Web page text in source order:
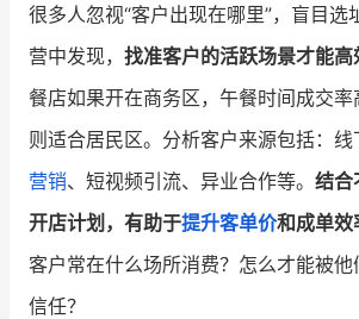
很多人忽视“客户出现在哪里”，盲目选
营中发现， 找准客户的活跃场景才能高
餐店如果开在商务区，午餐时间成交率
则适合居民区。分析客户来源包括：线
营销、短视频引流、异业合作等。 结合
开店计划，有助于提升客单价和成单效
客户常在什么场所消费？怎么才能被
信任？